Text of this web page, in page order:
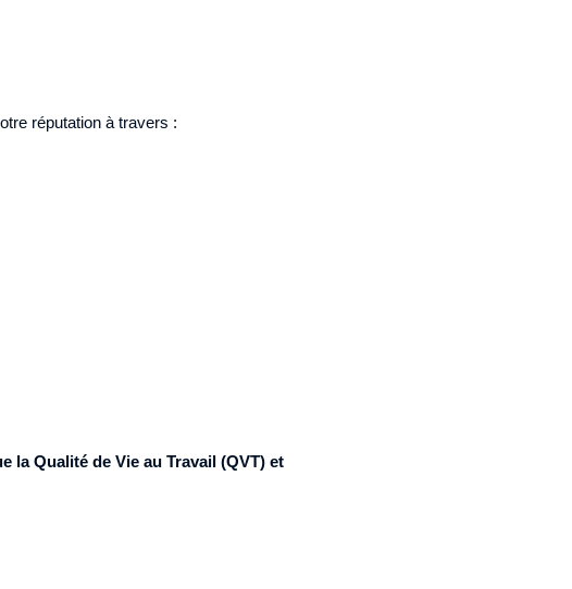
réputation à travers :
la Qualité de Vie au Travail (QVT) et